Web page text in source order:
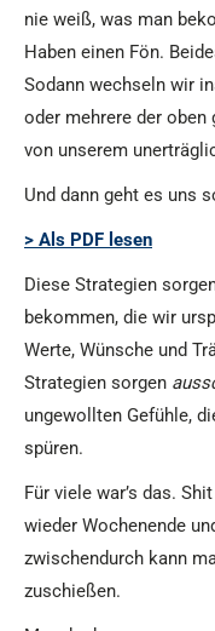
nie weiß, was man
Haben einen Fön.
Sodann wechseln wir
oder mehrere der oben
von unserem
Und dann geht es uns
> Als PDF lesen
Diese Strategien
bekommen, die wir
Werte, Wünsche und
Strategien sorgen
ungewollten Gefühle,
spüren.
Für viele war’s das.
wieder Wochenende
zwischendurch kann
zuschießen.